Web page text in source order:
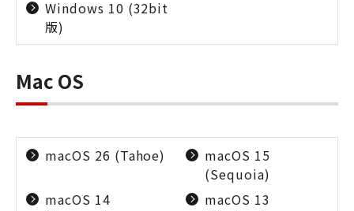
Windows 10 (32bit
版)
Mac OS
macOS 26 (Tahoe)
macOS 15
(Sequoia)
macOS 14
macOS 13